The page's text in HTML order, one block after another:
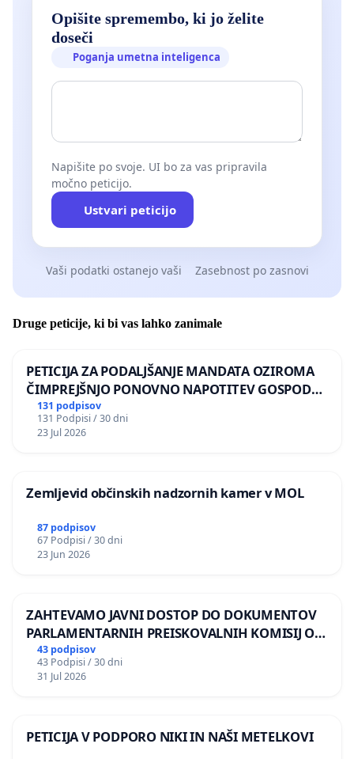
Opišite spremembo, ki jo želite
doseči
Poganja umetna inteligenca
Napišite po svoje. UI bo za vas pripravila
močno peticijo.
Ustvari peticijo
Vaši podatki ostanejo vaši Zasebnost po zasnovi
Druge peticije, ki bi vas lahko zanimale
PETICIJA ZA PODALJŠANJE MANDATA OZIROMA
ČIMPREJŠNJO PONOVNO NAPOTITEV GOSPODA
BERNARDA ŠRAJNERJA NA VELEPOSLANIŠTVO
REPUBLIKE SLOVENIJE V MOSKVI
131 podpisov
131 Podpisi / 30 dni
23 Jul 2026
Zemljevid občinskih nadzornih kamer v MOL
87 podpisov
67 Podpisi / 30 dni
23 Jun 2026
ZAHTEVAMO JAVNI DOSTOP DO DOKUMENTOV
PARLAMENTARNIH PREISKOVALNIH KOMISIJ O
ILEGALNI TRGOVINI Z OROŽJEM
43 podpisov
43 Podpisi / 30 dni
31 Jul 2026
PETICIJA V PODPORO NIKI IN NAŠI METELKOVI